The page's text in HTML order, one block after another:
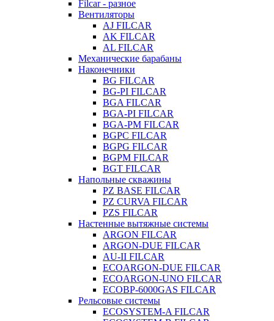
Filcar - разное
Вентиляторы
AJ FILCAR
AK FILCAR
AL FILCAR
Механические барабаны
Наконечники
BG FILCAR
BG-PI FILCAR
BGA FILCAR
BGA-PI FILCAR
BGA-PM FILCAR
BGPC FILCAR
BGPG FILCAR
BGPM FILCAR
BGT FILCAR
Напольные скважины
PZ BASE FILCAR
PZ CURVA FILCAR
PZS FILCAR
Настенные вытяжные системы
ARGON FILCAR
ARGON-DUE FILCAR
AU-II FILCAR
ECOARGON-DUE FILCAR
ECOARGON-UNO FILCAR
ECOBP-6000GAS FILCAR
Рельсовые системы
ECOSYSTEM-A FILCAR